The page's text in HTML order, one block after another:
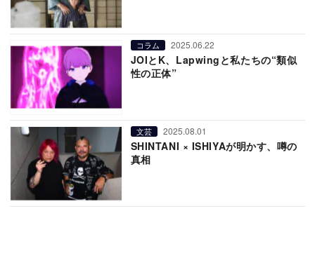
コラム 2025.06.22
JOIとK、Lapwingと私たちの“類似
性の正体”
文芸 2025.08.01
SHINTANI × ISHIYAが明かす、噂の
真相